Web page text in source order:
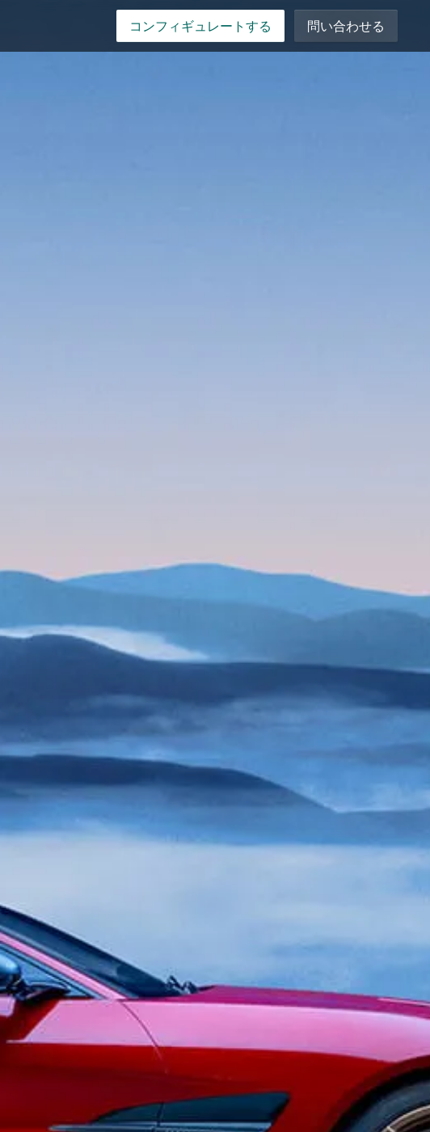
コンフィギュレートする 問い合わせる